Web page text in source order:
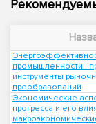
промышленности :
инструменты
преобразований
Экономические
прогресса и его